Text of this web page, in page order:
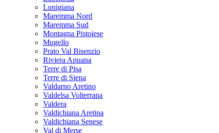
Lunigiana
Maremma Nord
Maremma Sud
Montagna Pistoiese
Mugello
Prato Val Bisenzio
Riviera Apuana
Terre di Pisa
Terre di Siena
Valdarno Aretino
Valdelsa Volterrana
Valdera
Valdichiana Aretina
Valdichiana Senese
Val di Merse